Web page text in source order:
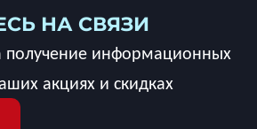
НА СВЯЗИ
получение информационных
акциях и скидках